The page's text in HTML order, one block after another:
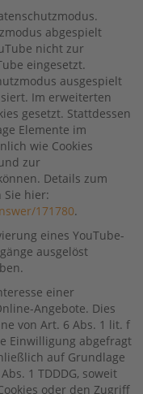
abgespielt
nicht zur
eingesetzt.
ausgespielt
Im erweiterten
gesetzt. Stattdessen
Elemente im
wie Cookies
zur
Details zum
hier:
171780.
eines YouTube-
ausgelöst
einer
Angebote. Dies
von Art. 6 Abs. 1 lit. f
Einwilligung abgefragt
auf Grundlage
1 TDDDG, soweit
oder den Zugriff